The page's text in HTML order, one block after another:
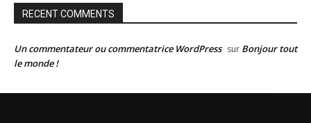
RECENT COMMENTS
Un commentateur ou commentatrice WordPress sur Bonjour tout
le monde !